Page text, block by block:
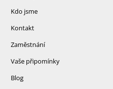
Kdo jsme
Kontakt
Zaměstnání
Vaše připomínky
Blog